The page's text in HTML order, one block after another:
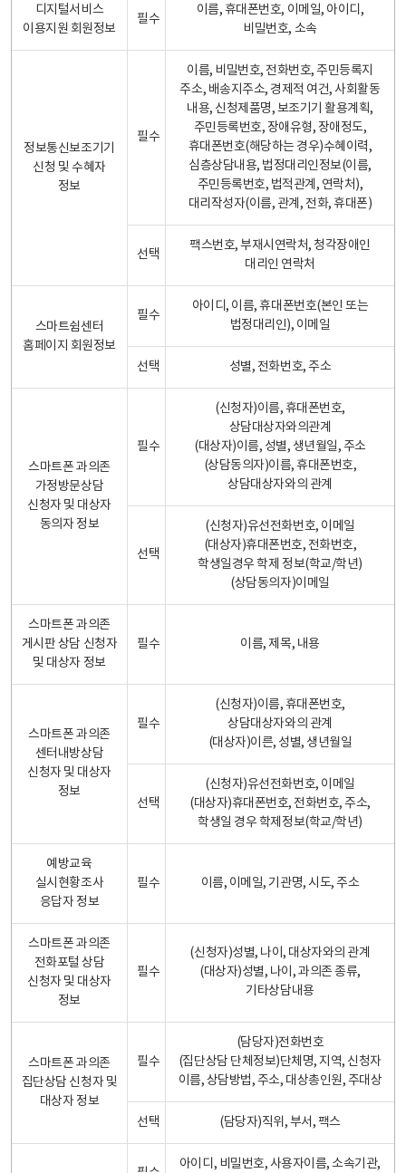
디지털서비스
이용지원 회원정보
필수
이름, 휴대폰번호, 이메일, 아이디,
비밀번호, 소속
정보통신보조기기
신청 및 수혜자
정보
필수
이름, 비밀번호, 전화번호, 주민등록지
주소, 배송지주소, 경제적 여건, 사회활동
내용, 신청제품명, 보조기기 활용계획,
주민등록번호, 장애유형, 장애정도,
휴대폰번호(해당하는 경우)수혜이력,
심층상담내용, 법정대리인정보(이름,
주민등록번호, 법적관계, 연락처),
대리작성자(이름, 관계, 전화, 휴대폰)
선택
팩스번호, 부재시연락처, 청각장애인
대리인 연락처
스마트쉼센터
홈페이지 회원정보
필수
아이디, 이름, 휴대폰번호(본인 또는
법정대리인), 이메일
선택 성별, 전화번호, 주소
스마트폰 과의존
가정방문상담
신청자 및 대상자
동의자 정보
필수
(신청자)이름, 휴대폰번호,
상담대상자와의관계
(대상자)이름, 성별, 생년월일, 주소
(상담동의자)이름, 휴대폰번호,
상담대상자와의 관계
선택
(신청자)유선전화번호, 이메일
(대상자)휴대폰번호, 전화번호,
학생일경우 학제 정보(학교/학년)
(상담동의자)이메일
스마트폰 과의존
게시판 상담 신청자
및 대상자 정보
필수 이름, 제목, 내용
스마트폰 과의존
센터내방상담
신청자 및 대상자
정보
필수
(신청자)이름, 휴대폰번호,
상담대상자와의 관계
(대상자)이른, 성별, 생년월일
선택
(신청자)유선전화번호, 이메일
(대상자)휴대폰번호, 전화번호, 주소,
학생일 경우 학제정보(학교/학년)
예방교육
실시현황조사
응답자 정보
필수 이름, 이메일, 기관명, 시도, 주소
스마트폰 과의존
전화포털 상담
신청자 및 대상자
정보
필수
(신청자)성별, 나이, 대상자와의 관계
(대상자)성별, 나이, 과의존 종류,
기타상담내용
스마트폰 과의존
집단상담 신청자 및
대상자 정보
필수
(담당자)전화번호
(집단상담 단체정보)단체명, 지역, 신청자
이름, 상담방법, 주소, 대상총인원, 주대상
선택 (담당자)직위, 부서, 팩스
아이디, 비밀번호, 사용자이름, 소속기관,